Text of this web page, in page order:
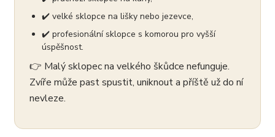
✔️ velké sklopce na lišky nebo jezevce,
✔️ profesionální sklopce s komorou pro vyšší
úspěšnost.
👉 Malý sklopec na velkého škůdce nefunguje.
Zvíře může past spustit, uniknout a příště už do ní
nevleze.